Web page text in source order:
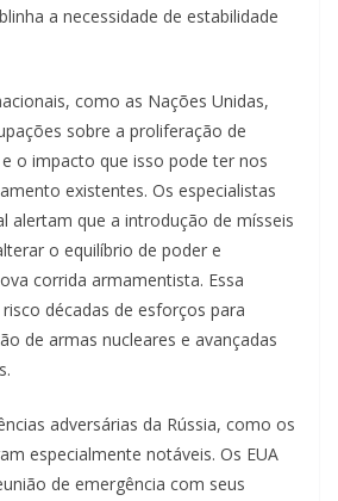
a necessidade de estabilidade
como as Nações Unidas,
sobre a proliferação de
o impacto que isso pode ter nos
existentes. Os especialistas
alertam que a introdução de mísseis
o equilíbrio de poder e
corrida armamentista. Essa
décadas de esforços para
de armas nucleares e avançadas
adversárias da Rússia, como os
especialmente notáveis. Os EUA
de emergência com seus